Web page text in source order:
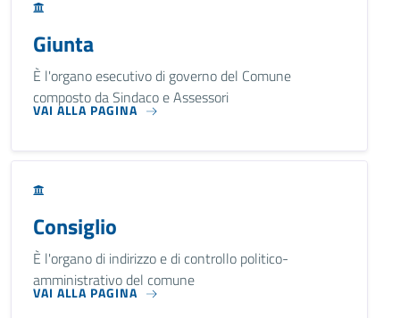
Giunta
È l'organo esecutivo di governo del Comune
composto da Sindaco e Assessori
VAI ALLA PAGINA
Consiglio
È l'organo di indirizzo e di controllo politico-
amministrativo del comune
VAI ALLA PAGINA